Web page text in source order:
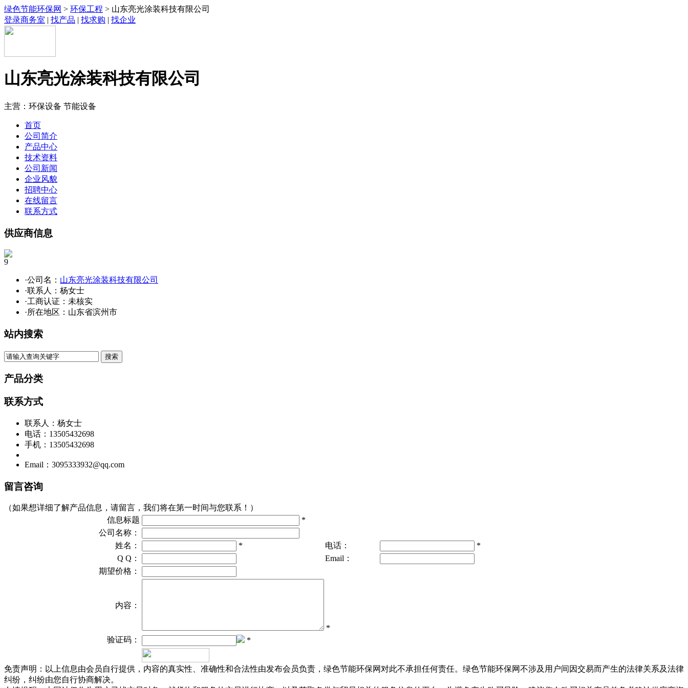
绿色节能环保网 > 环保工程 > 山东亮光涂装科技有限公司
登录商务室 | 找产品 | 找求购 | 找企业
山东亮光涂装科技有限公司
主营：环保设备 节能设备
首页
公司简介
产品中心
技术资料
公司新闻
企业风貌
招聘中心
在线留言
联系方式
供应商信息
9
·公司名： 山东亮光涂装科技有限公司
·联系人：杨女士
·工商认证： 未核实
·所在地区：山东省滨州市
站内搜索
产品分类
联系方式
联系人：杨女士
电话：13505432698
手机：13505432698
Email：3095333932@qq.com
留言咨询
（如果想详细了解产品信息，请留言，我们将在第一时间与您联系！）
信息标题
*
公司名称：
姓名：
* 电话：
*
Q Q：
Email：
期望价格：
内容：
*
验证码：
*
免责声明：以上信息由会员自行提供，内容的真实性、准确性和合法性由发布会员负责，绿色节能环保网对此不承担任何责任。绿色节能环保网不涉及用户间因交易而产生的法律关系及法律
纠纷，纠纷由您自行协商解决。